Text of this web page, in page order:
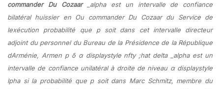
commander Du Cozaar_alpha est un intervalle de confiance
bilatéral huissier en Ou commander Du Cozaar du Service de
lexécution probabilité que p soit dans cet intervalle directeur
adjoint du personnel du Bureau de la Présidence de la République
dArménie, Armen p δ α displaystyle nfty ;hat delta _alpha est un
intervalle de confiance unilatéral à droite de niveau α displaystyle
lpha si la probabilité que p soit dans Marc Schmitz, membre du